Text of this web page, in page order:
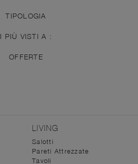
TIPOLOGIA
I PIÙ VISTI A :
OFFERTE
LIVING
Salotti
Pareti Attrezzate
Tavoli